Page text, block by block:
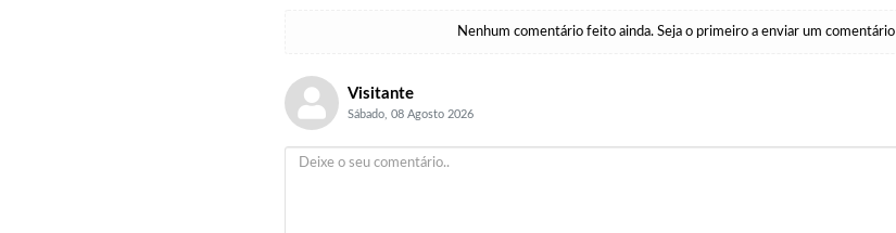
Nenhum comentário feito ainda. Seja o primeiro a enviar um comentário
Visitante
Sábado, 08 Agosto 2026